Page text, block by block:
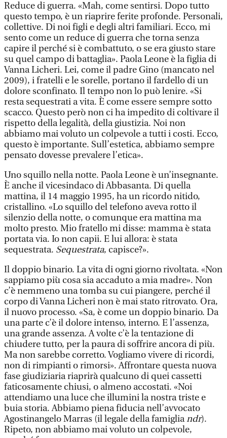
Reduce di guerra. «Mah, come sentirsi. Dopo tutto
questo tempo, è un riaprire ferite profonde. Personali,
collettive. Di noi figli e degli altri familiari. Ecco, mi
sento come un reduce di guerra che torna senza
capire il perché si è combattuto, o se era giusto stare
su quel campo di battaglia». Paola Leone è la figlia di
Vanna Licheri. Lei, come il padre Gino (mancato nel
2009), i fratelli e le sorelle, portano il fardello di un
dolore sconfinato. Il tempo non lo può lenire. «Si
resta sequestrati a vita. È come essere sempre sotto
scacco. Questo però non ci ha impedito di coltivare il
rispetto della legalità, della giustizia. Noi non
abbiamo mai voluto un colpevole a tutti i costi. Ecco,
questo è importante. Sull’estetica, abbiamo sempre
pensato dovesse prevalere l’etica».
Uno squillo nella notte. Paola Leone è un’insegnante.
È anche il vicesindaco di Abbasanta. Di quella
mattina, il 14 maggio 1995, ha un ricordo nitido,
cristallino. «Lo squillo del telefono aveva rotto il
silenzio della notte, o comunque era mattina ma
molto presto. Mio fratello mi disse: mamma è stata
portata via. Io non capii. E lui allora: è stata
sequestrata. Sequestrata, capisce?».
Il doppio binario. La vita di ogni giorno rivoltata. «Non
sappiamo più cosa sia accaduto a mia madre». Non
c’è nemmeno una tomba su cui piangere, perché il
corpo di Vanna Licheri non è mai stato ritrovato. Ora,
il nuovo processo. «Sa, è come un doppio binario. Da
una parte c’è il dolore intenso, interno. E l’assenza,
una grande assenza. A volte c’è la tentazione di
chiudere tutto, per la paura di soffrire ancora di più.
Ma non sarebbe corretto. Vogliamo vivere di ricordi,
non di rimpianti o rimorsi». Affrontare questa nuova
fase giudiziaria riaprirà qualcuno di quei cassetti
faticosamente chiusi, o almeno accostati. «Noi
attendiamo una luce che illumini la nostra triste e
buia storia. Abbiamo piena fiducia nell’avvocato
Agostinangelo Marras (il legale della famigliandr).
Ripeto, non abbiamo mai voluto un colpevole,